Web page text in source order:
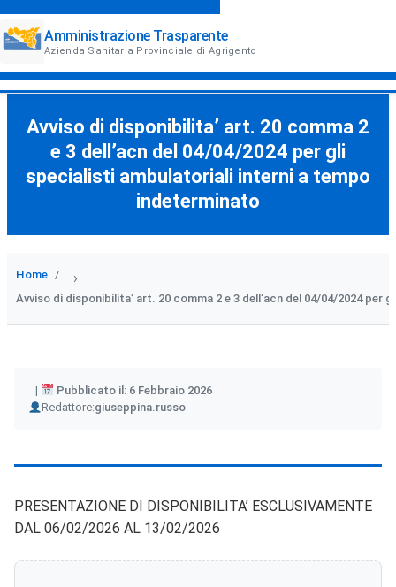
Amministrazione Trasparente
Azienda Sanitaria Provinciale di Agrigento
Avviso di disponibilita’ art. 20 comma 2
e 3 dell’acn del 04/04/2024 per gli
specialisti ambulatoriali interni a tempo
indeterminato
Home ›
Avviso di disponibilita’ art. 20 comma 2 e 3 dell’acn del 04/04/2024
Pubblicato il: 6 Febbraio 2026
Redattore:
Author giuseppina.russo
PRESENTAZIONE DI DISPONIBILITA’ ESCLUSIVAMENTE
DAL 06/02/2026 AL 13/02/2026